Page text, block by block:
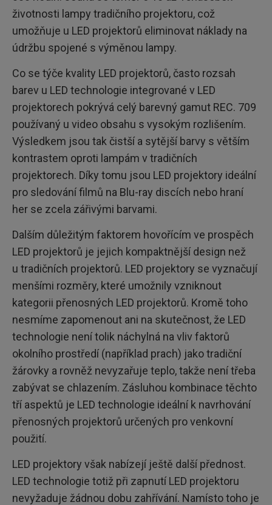
životnosti lampy tradičního projektoru, což
umožňuje u LED projektorů eliminovat náklady na
údržbu spojené s výměnou lampy.
Co se týče kvality LED projektorů, často rozsah
barev u LED technologie integrované v LED
projektorech pokrývá celý barevný gamut REC. 709
používaný u video obsahu s vysokým rozlišením.
Výsledkem jsou tak čistší a sytější barvy s větším
kontrastem oproti lampám v tradičních
projektorech. Díky tomu jsou LED projektory ideální
pro sledování filmů na Blu-ray discích nebo hraní
her se zcela zářivými barvami.
Dalším důležitým faktorem hovořícím ve prospěch
LED projektorů je jejich kompaktnější design než
u tradičních projektorů. LED projektory se vyznačují
menšími rozměry, které umožnily vzniknout
kategorii přenosných LED projektorů. Kromě toho
nesmíme zapomenout ani na skutečnost, že LED
technologie není tolik náchylná na vliv faktorů
okolního prostředí (například prach) jako tradiční
žárovky a rovněž nevyzařuje teplo, takže není třeba
zabývat se chlazením. Zásluhou kombinace těchto
tří aspektů je LED technologie ideální k navrhování
přenosných projektorů určených pro venkovní
použití.
LED projektory však nabízejí ještě další přednost.
LED technologie totiž při zapnutí LED projektoru
nevyžaduje žádnou dobu zahřívání. Namísto toho je